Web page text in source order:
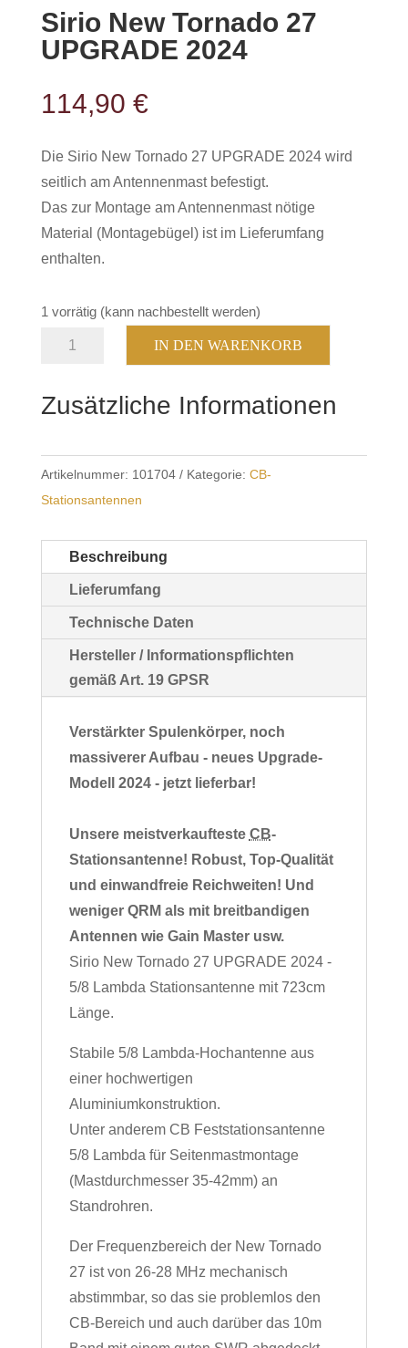
Sirio New Tornado 27
UPGRADE 2024
114,90 €
Die Sirio New Tornado 27 UPGRADE 2024 wird
seitlich am Antennenmast befestigt.
Das zur Montage am Antennenmast nötige
Material (Montagebügel) ist im Lieferumfang
enthalten.
1 vorrätig (kann nachbestellt werden)
Sirio
Tornado
27
2024
Menge
IN DEN WARENKORB
Zusätzliche Informationen
Artikelnummer: 101704 Kategorie: CB-
Stationsantennen
Beschreibung
Lieferumfang
Technische Daten
Hersteller / Informationspflichten
gemäß Art. 19 GPSR
Verstärkter Spulenkörper, noch
massiverer Aufbau - neues Upgrade-
Modell 2024 - jetzt lieferbar!
Unsere meistverkaufteste CB-
Stationsantenne! Robust, Top-Qualität
und einwandfreie Reichweiten! Und
weniger QRM als mit breitbandigen
Antennen wie Gain Master usw.
Sirio New Tornado 27 UPGRADE 2024 -
5/8 Lambda Stationsantenne mit 723cm
Länge.
Stabile 5/8 Lambda-Hochantenne aus
einer hochwertigen
Aluminiumkonstruktion.
Unter anderem CB Feststationsantenne
5/8 Lambda für Seitenmastmontage
(Mastdurchmesser 35-42mm) an
Standrohren.
Der Frequenzbereich der New Tornado
27 ist von 26-28 MHz mechanisch
abstimmbar, so das sie problemlos den
CB-Bereich und auch darüber das 10m